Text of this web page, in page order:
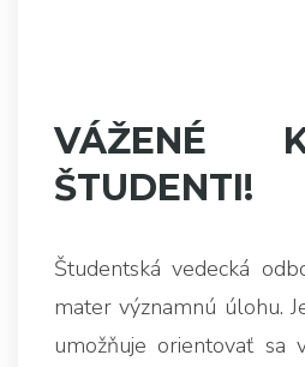
VÁŽENÉ
ŠTUDENTI!
Študentská vedecká
mater významnú úlohu.
umožňuje orientovať sa